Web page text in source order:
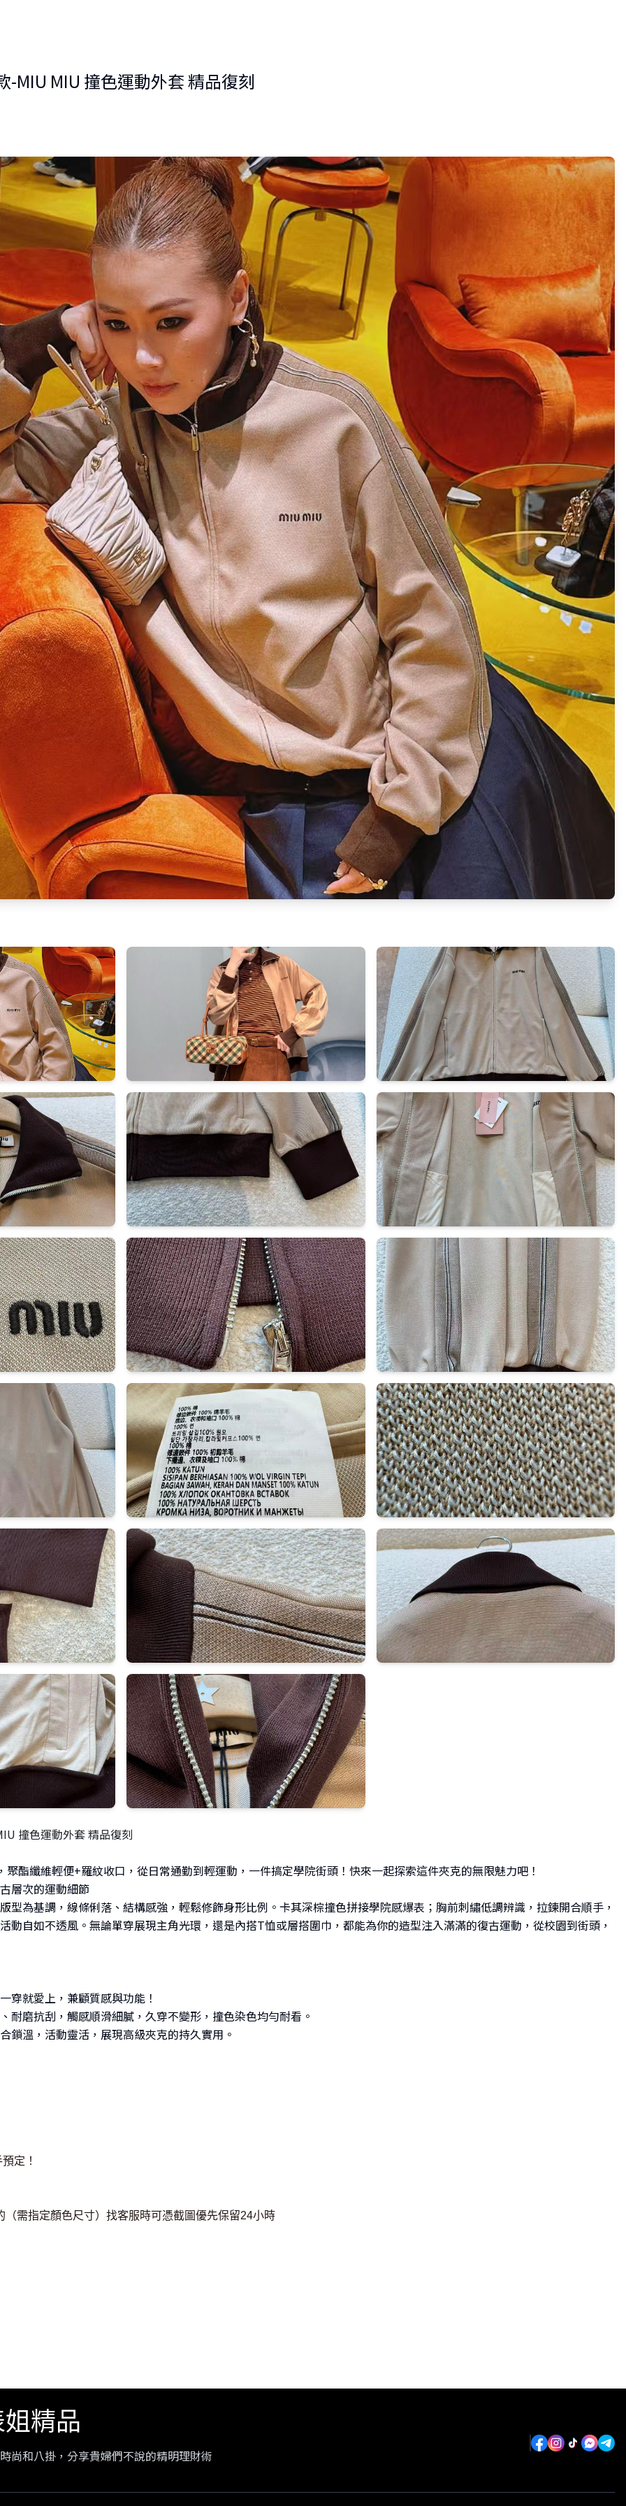
-MIU MIU 撞色運動外套 精品復刻
撞色運動外套 精品復刻
酯纖維輕便+羅紋收口，從日常通勤到輕運動，一件搞定學院街頭！快來一起探索這件夾克的無限魅力吧！
層次的運動細節
型為基調，線條俐落、結構感強，輕鬆修飾身形比例。卡其深棕撞色拼接學院感爆表；胸前刺繡低調辨識，拉鍊開合順手，
動自如不透風。無論單穿展現主角光環，還是內搭T恤或層搭圍巾，都能為你的造型注入滿滿的復古運動，從校園到街頭，
穿就愛上，兼顧質感與功能！
耐磨抗刮，觸感順滑細膩，久穿不變形，撞色染色均勻耐看。
鎖溫，活動靈活，展現高級夾克的持久實用。
定！
（需指定顏色尺寸）找客服時可憑截圖優先保留24小時
精品
尚和八掛，分享貴婦們不說的精明理財術